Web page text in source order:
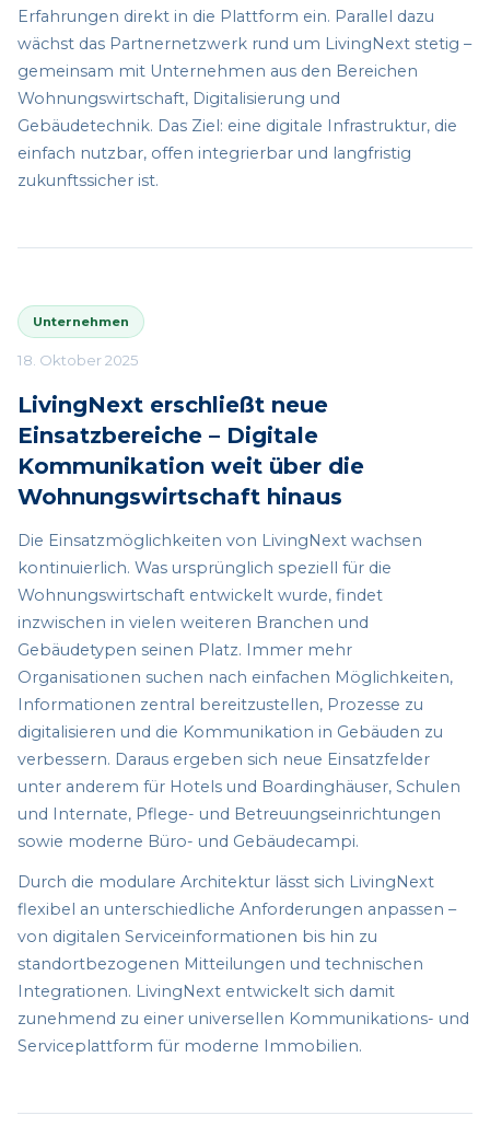
Erfahrungen direkt in die Plattform ein. Parallel dazu
wächst das Partnernetzwerk rund um LivingNext stetig –
gemeinsam mit Unternehmen aus den Bereichen
Wohnungswirtschaft, Digitalisierung und
Gebäudetechnik. Das Ziel: eine digitale Infrastruktur, die
einfach nutzbar, offen integrierbar und langfristig
zukunftssicher ist.
Unternehmen
18. Oktober 2025
LivingNext erschließt neue
Einsatzbereiche – Digitale
Kommunikation weit über die
Wohnungswirtschaft hinaus
Die Einsatzmöglichkeiten von LivingNext wachsen
kontinuierlich. Was ursprünglich speziell für die
Wohnungswirtschaft entwickelt wurde, findet
inzwischen in vielen weiteren Branchen und
Gebäudetypen seinen Platz. Immer mehr
Organisationen suchen nach einfachen Möglichkeiten,
Informationen zentral bereitzustellen, Prozesse zu
digitalisieren und die Kommunikation in Gebäuden zu
verbessern. Daraus ergeben sich neue Einsatzfelder
unter anderem für Hotels und Boardinghäuser, Schulen
und Internate, Pflege- und Betreuungseinrichtungen
sowie moderne Büro- und Gebäudecampi.
Durch die modulare Architektur lässt sich LivingNext
flexibel an unterschiedliche Anforderungen anpassen –
von digitalen Serviceinformationen bis hin zu
standortbezogenen Mitteilungen und technischen
Integrationen. LivingNext entwickelt sich damit
zunehmend zu einer universellen Kommunikations- und
Serviceplattform für moderne Immobilien.